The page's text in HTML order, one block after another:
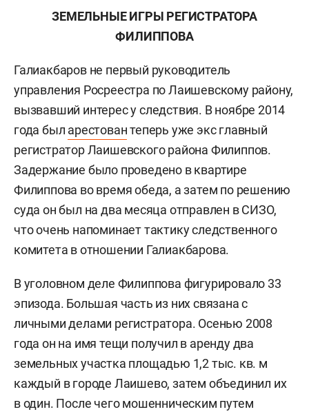
ЗЕМЕЛЬНЫЕ ИГРЫ РЕГИСТРАТОРА
ФИЛИППОВА
Галиакбаров не первый руководитель
управления Росреестра по Лаишевскому району,
вызвавший интерес у следствия. В ноябре 2014
года был арестовантеперь уже экс главный
регистратор Лаишевского района Филиппов.
Задержание было проведено в квартире
Филиппова во время обеда, а затем по решению
суда он был на два месяца отправлен в СИЗО,
что очень напоминает тактику следственного
комитета в отношении Галиакбарова.
В уголовном деле Филиппова фигурировало 33
эпизода. Большая часть из них связана с
личными делами регистратора. Осенью 2008
года он на имя тещи получил в аренду два
земельных участка площадью 1,2 тыс. кв. м
каждый в городе Лаишево, затем объединил их
в один. После чего мошенническим путем